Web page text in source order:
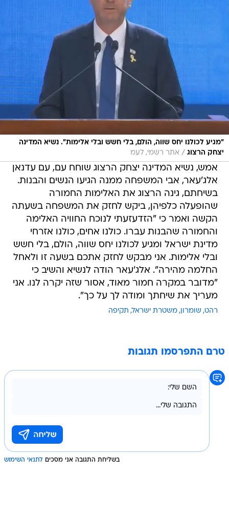
"מגיע לכולנו יחס שווה, הולם, בלי חשש ובלי אלימות". נשיא המדינה
יצחק הרצוג / אתר רשמי, לעמ
אמש, נשיא המדינה יצחק הרצוג שוחח עם, עם עדנאן
אלג'עאר, אבי המשפחה ממנה הגיעו הנשים והבנות.
בשיחתם, גינה הרצוג את האלימות החמורה
שהופעלה כלפיהן, ביקש לחזק את המשפחה בשעתה
הקשה ואמר כי "הזדעזעתי לנוכח החוויה האלימה
והחמורה שהבנות עברו. כולנו אחים, כולנו אזרחי
מדינת ישראל ומגיע לכולנו יחס שווה, הולם, בלי חשש
ובלי אלימות. אני מבקש לחזק אתכם בשעה זו ולאחל
החלמה מהירה". אלג'עאר הודה לנשיא והשיב כי
"מדובר במקרה חמור מאוד, אסור שזה יקרה לנו. אני
מעריך את שיחתך ומודה לך על כך".
רהט שומרון משטרת ישראל תקיפה
טרם התפרסמו תגובות
בשליחת התגובה אני מסכים לתנאי השימוש